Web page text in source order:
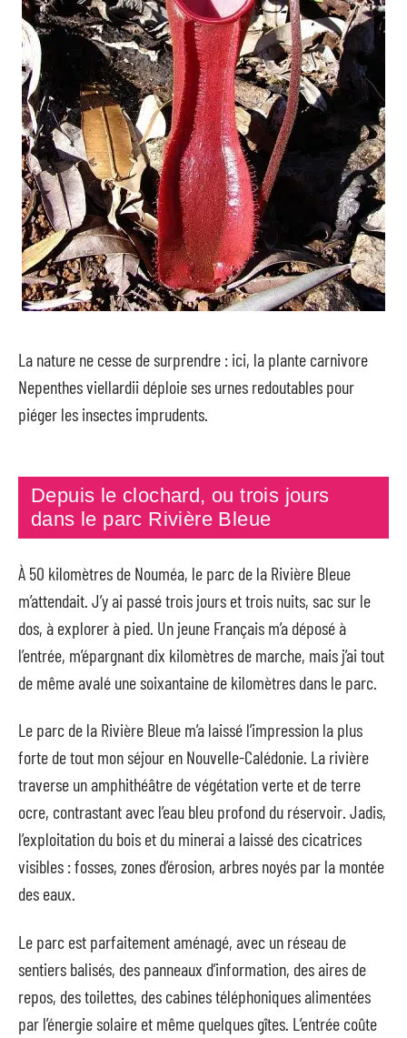
La nature ne cesse de surprendre : ici, la plante carnivore
Nepenthes viellardii déploie ses urnes redoutables pour
piéger les insectes imprudents.
Depuis le clochard, ou trois jours
dans le parc Rivière Bleue
À 50 kilomètres de Nouméa, le parc de la Rivière Bleue
m’attendait. J’y ai passé trois jours et trois nuits, sac sur le
dos, à explorer à pied. Un jeune Français m’a déposé à
l’entrée, m’épargnant dix kilomètres de marche, mais j’ai tout
de même avalé une soixantaine de kilomètres dans le parc.
Le parc de la Rivière Bleue m’a laissé l’impression la plus
forte de tout mon séjour en Nouvelle-Calédonie. La rivière
traverse un amphithéâtre de végétation verte et de terre
ocre, contrastant avec l’eau bleu profond du réservoir. Jadis,
l’exploitation du bois et du minerai a laissé des cicatrices
visibles : fosses, zones d’érosion, arbres noyés par la montée
des eaux.
Le parc est parfaitement aménagé, avec un réseau de
sentiers balisés, des panneaux d’information, des aires de
repos, des toilettes, des cabines téléphoniques alimentées
par l’énergie solaire et même quelques gîtes. L’entrée coûte